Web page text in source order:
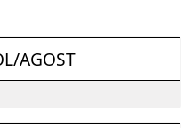
AGOST